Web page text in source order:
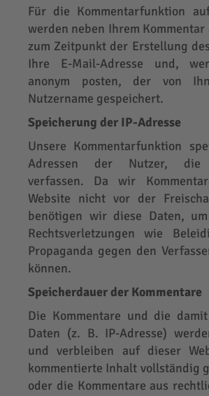
Für die Kommentarfunktion
werden neben Ihrem Kommentar
zum Zeitpunkt der Erstellung
Ihre E-Mail-Adresse und,
anonym posten, der von
Nutzername gespeichert.
Speicherung der IP-Adresse
Unsere Kommentarfunktion
Adressen der Nutzer, die
verfassen. Da wir
Website nicht vor der
benötigen wir diese Daten,
Rechtsverletzungen wie
Propaganda gegen den
können.
Speicherdauer der Kommentare
Die Kommentare und die
Daten (z. B. IP-Adresse)
und verbleiben auf dieser
kommentierte Inhalt vollständig
oder die Kommentare aus